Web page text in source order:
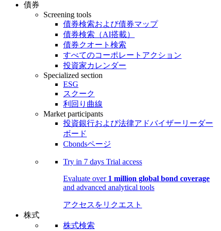
債券
Screening tools
債券検索および債券マップ
債券検索（AI搭載）
債券クオート検索
すべてのコーポレートアクション
投資家カレンダー
Specialized section
ESG
スクーク
利回り曲線
Market participants
投資銀行および法律アドバイザーリーダー
ボード
Cbondsページ
Try in 7 days Trial access
Evaluate over 1 million global bond coverage
and advanced analytical tools
アクセスをリクエスト
株式
株式検索